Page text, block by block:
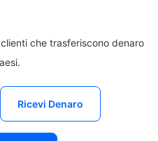
che trasferiscono denaro
Ricevi Denaro